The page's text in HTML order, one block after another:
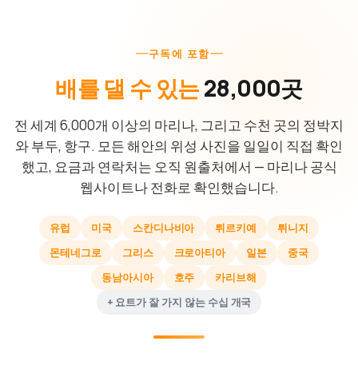
구독에 포함
배를 댈 수 있는28,000곳
전 세계 6,000개 이상의 마리나, 그리고 수천 곳의 정박지
와 부두, 항구. 모든 해안의 위성 사진을 일일이 직접 확인
했고, 요금과 연락처는 오직 원출처에서 — 마리나 공식
웹사이트나 전화로 확인했습니다.
유럽 미국 스칸디나비아 튀르키예
튀니지
몬테네그로
그리스 크로아티아 일본
중국
동남아시아
호주
카리브해
+ 요트가 잘 가지 않는 수십 개국